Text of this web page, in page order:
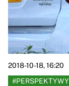
2018-10-18, 16:20